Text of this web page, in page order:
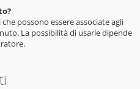
possono essere associate agli
La possibilità di usarle dipende